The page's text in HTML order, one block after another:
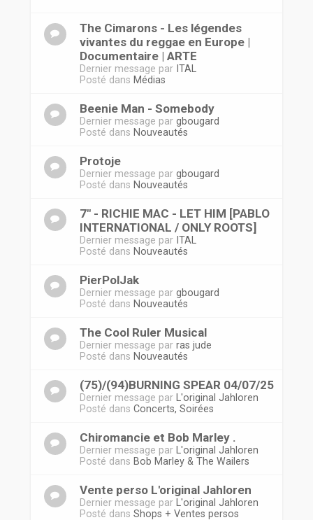
The Cimarons - Les légendes
vivantes du reggae en Europe |
Documentaire | ARTE
Dernier message par ITAL
Posté dans Médias
Beenie Man - Somebody
Dernier message par gbougard
Posté dans Nouveautés
Protoje
Dernier message par gbougard
Posté dans Nouveautés
7" - RICHIE MAC - LET HIM [PABLO
INTERNATIONAL / ONLY ROOTS]
Dernier message par ITAL
Posté dans Nouveautés
PierPolJak
Dernier message par gbougard
Posté dans Nouveautés
The Cool Ruler Musical
Dernier message par ras jude
Posté dans Nouveautés
(75)/(94)BURNING SPEAR 04/07/25
Dernier message par
L'original Jahloren
Posté dans Concerts, Soirées
Chiromancie et Bob Marley .
Dernier message par
L'original Jahloren
Posté dans Bob Marley & The Wailers
Vente perso L'original Jahloren
Dernier message par
L'original Jahloren
Posté dans Shops + Ventes persos